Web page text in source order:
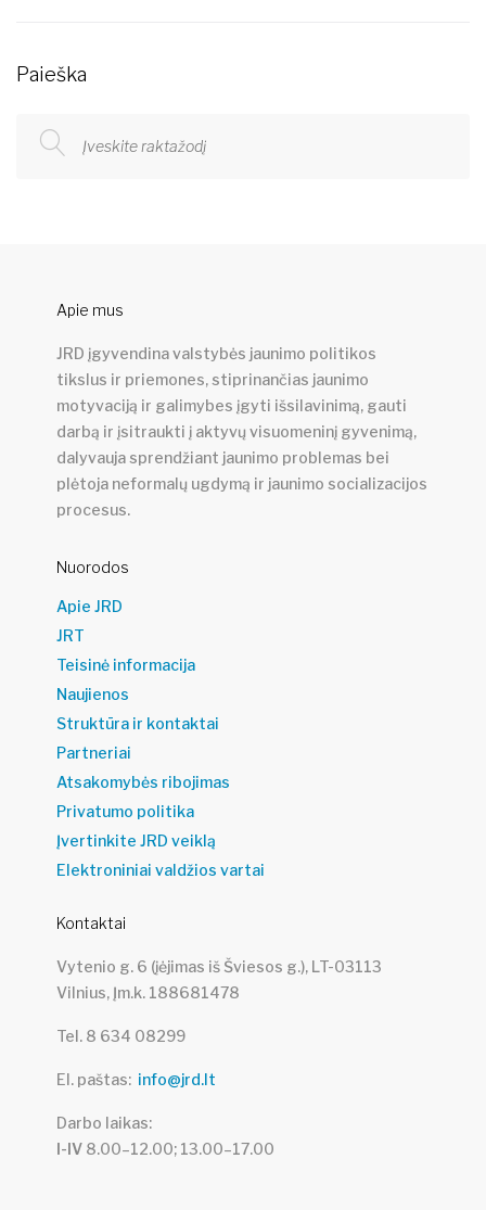
Paieška
Apie mus
JRD įgyvendina valstybės jaunimo politikos
tikslus ir priemones, stiprinančias jaunimo
motyvaciją ir galimybes įgyti išsilavinimą, gauti
darbą ir įsitraukti į aktyvų visuomeninį gyvenimą,
dalyvauja sprendžiant jaunimo problemas bei
plėtoja neformalų ugdymą ir jaunimo socializacijos
procesus.
Nuorodos
Apie JRD
JRT
Teisinė informacija
Naujienos
Struktūra ir kontaktai
Partneriai
Atsakomybės ribojimas
Privatumo politika
Įvertinkite JRD veiklą
Elektroniniai valdžios vartai
Kontaktai
Vytenio g. 6 (įėjimas iš Šviesos g.), LT-03113
Vilnius, Įm.k. 188681478
Tel. 8 634 08299
El. paštas info@jrd.lt
Darbo laikas
I-IV 8.00–12.00; 13.00–17.00